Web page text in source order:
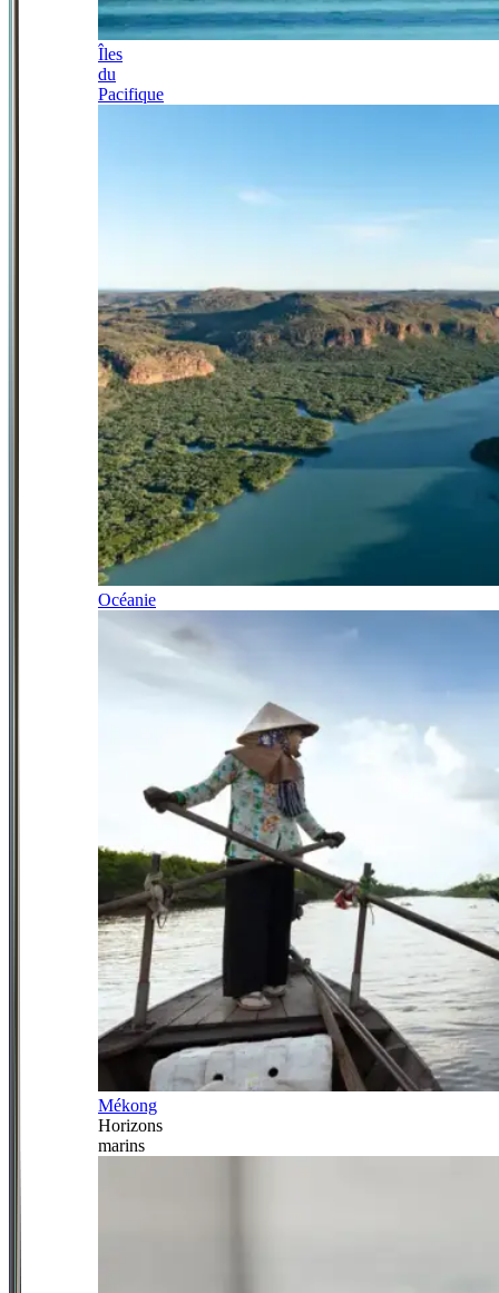
Îles
du
Pacifique
Océanie
Mékong
Horizons
marins